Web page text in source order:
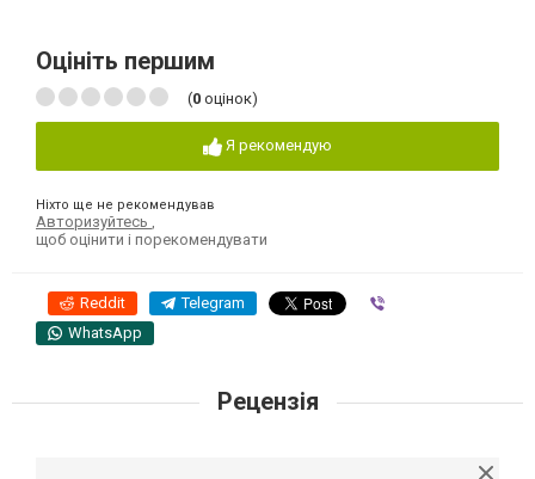
Оцініть першим
(0 оцінок)
Я рекомендую
Ніхто ще не рекомендував
Авторизуйтесь
щоб оцінити і порекомендувати
Reddit Telegram
WhatsApp
Рецензія